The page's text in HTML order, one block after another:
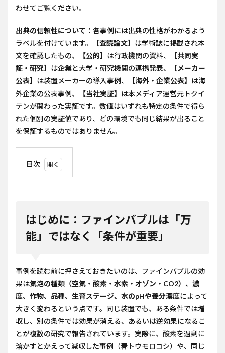
わせてご覧ください。
出典の信頼性について： 各事例には出典の性格がわかるよう
ラベルを付けています。
【査読論文】 は学術誌に掲載され本
文を確認したもの、
【公的】 は行政機関の資料、
【共同実
証・研究】 は企業と大学・研究機関の連携発表、
【メーカー
公表】 は装置メーカーの導入事例、 【海外・企業公表】 は海
外企業の公表事例、
【当社実証】 は本メディア運営元トクイ
テンが関わった実証です。数値はいずれも特定の条件で得ら
れた個別の実証値であり、どの環境でも同じ結果が出ること
を保証するものではありません。
目次
ファ
イン
バブ
ルは
では
「条
件が
重
要」
2
トマ
ト・
はじめに：ファインバブルは「万
能」ではなく「条件が重要」
事例を読む前に押さえておきたいのは、ファインバブルの効
果は気泡の種類（空気・酸素・水素・オゾン・CO2）、濃
度、作物、品種、生育ステージ、水のpHや養分濃度によって
大きく変わるという点です。同じ装置でも、ある条件では増
収し、別の条件では効果が消える、あるいは逆効果になるこ
とが複数の研究で報告されています。実際に、酸素を過剰に
溶かすとかえって減収した事例（春トウモロコシ）や、同じ